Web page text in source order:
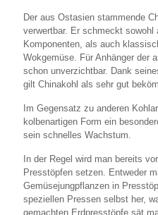
Der aus Ostasien stammende
verwertbar. Er schmeckt
Komponenten, als auch
Wokgemüse. Für Anhänger der
schon unverzichtbar. Dank
gilt Chinakohl als sehr gut
Im Gegensatz zu anderen
kolbenartigen Form ein
sein schnelles Wachstum.
In der Regel wird man bereits
Presstöpfen setzen. Entweder
Gemüsejungpflanzen in
speziellen Pressen selbst her,
gemachten Erdpresstöpfe sät